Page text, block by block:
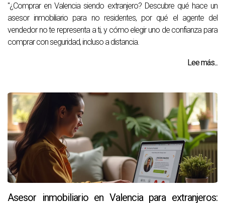
"¿Comprar en Valencia siendo extranjero? Descubre qué hace un
asesor inmobiliario para no residentes, por qué el agente del
vendedor no te representa a ti, y cómo elegir uno de confianza para
comprar con seguridad, incluso a distancia.
Lee más...
Asesor inmobiliario en Valencia para extranjeros: